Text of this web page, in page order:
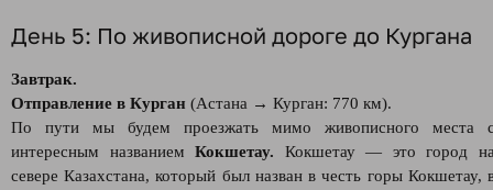
День 5: По живописной дороге до Кургана
Завтрак.
Отправление в Курган (Астана → Курган: 770 км).
По пути мы будем проезжать мимо живописного места
интересным названиемКокшетау. Кокшетау — это город
севере Казахстана, который был назван в честь горы Кокшетау,